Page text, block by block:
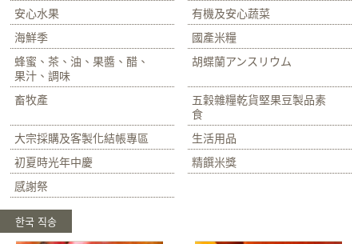
安心水果
有機及安心蔬菜
海鮮季
國產米糧
蜂蜜、茶、油、果醬、醋、
果汁、調味
胡蝶蘭アンスリウム
畜牧產
五穀雜糧乾貨堅果豆製品素
食
大宗採購及客製化結帳專區
生活用品
初夏時光年中慶
精饌米獎
感謝祭
한국 직송